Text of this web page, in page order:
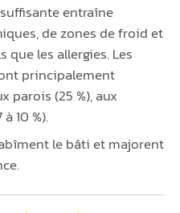
entraîne
de zones de froid et
les allergies. Les
principalement
parois (25 %), aux
10 %).
le bâti et majorent